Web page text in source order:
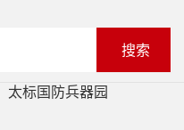
搜索
太标国防兵器园